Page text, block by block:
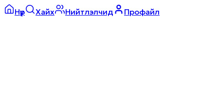
Нүүр Хайх Нийтлэлчид Профайл